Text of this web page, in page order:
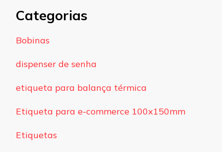
Categorias
Bobinas
dispenser de senha
etiqueta para balança térmica
Etiqueta para e-commerce 100x150mm
Etiquetas